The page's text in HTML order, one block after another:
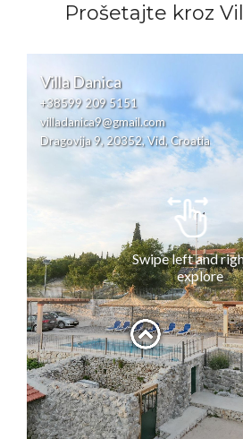
Prošetajte kroz